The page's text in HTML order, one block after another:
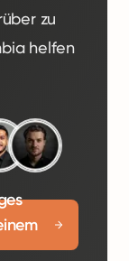
zu
helfen